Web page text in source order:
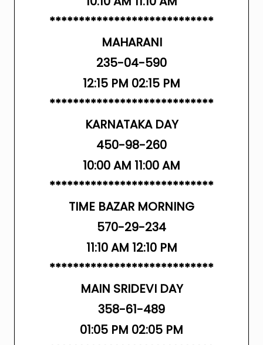
****************************
MAHARANI
235-04-590
12:15 PM 02:15 PM
****************************
KARNATAKA DAY
450-98-260
10:00 AM 11:00 AM
****************************
TIME BAZAR MORNING
570-29-234
11:10 AM 12:10 PM
****************************
MAIN SRIDEVI DAY
358-61-489
01:05 PM 02:05 PM